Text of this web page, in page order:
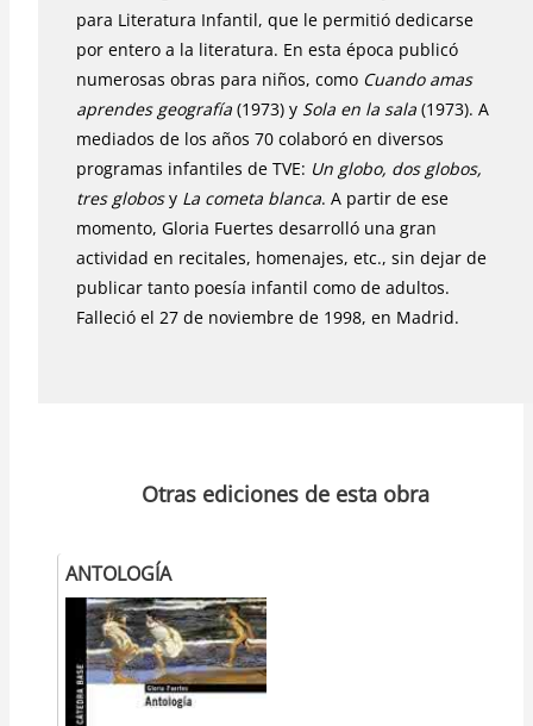
para Literatura Infantil, que le permitió dedicarse
por entero a la literatura. En esta época publicó
numerosas obras para niños, como Cuando amas
aprendes geografía (1973) y Sola en la sala (1973). A
mediados de los años 70 colaboró en diversos
programas infantiles de TVE: Un globo, dos globos,
tres globosy La cometa blanca. A partir de ese
momento, Gloria Fuertes desarrolló una gran
actividad en recitales, homenajes, etc., sin dejar de
publicar tanto poesía infantil como de adultos.
Falleció el 27 de noviembre de 1998, en Madrid.
Otras ediciones de esta obra
ANTOLOGÍA